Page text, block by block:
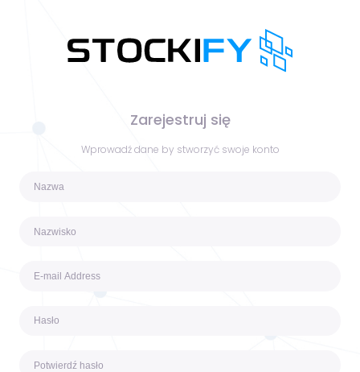
Zarejestruj się
Wprowadź dane by stworzyć swoje konto